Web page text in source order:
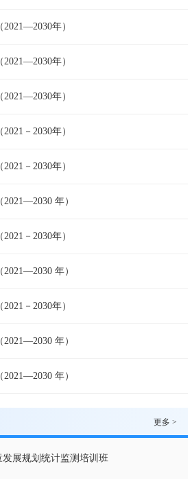
年）
年）
年）
－2030年）
－2030年）
年）
－2030年）
年）
－2030年）
年）
年）
更多 >
展规划统计监测培训班